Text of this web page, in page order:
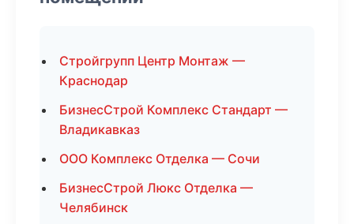
Стройгрупп Центр Монтаж —
Краснодар
БизнесСтрой Комплекс Стандарт —
Владикавказ
ООО Комплекс Отделка — Сочи
БизнесСтрой Люкс Отделка —
Челябинск